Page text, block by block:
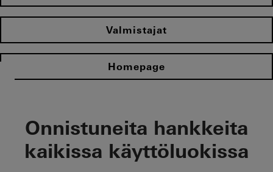
Valmistajat
Homepage
Onnistuneita hankkeita
kaikissa käyttöluokissa